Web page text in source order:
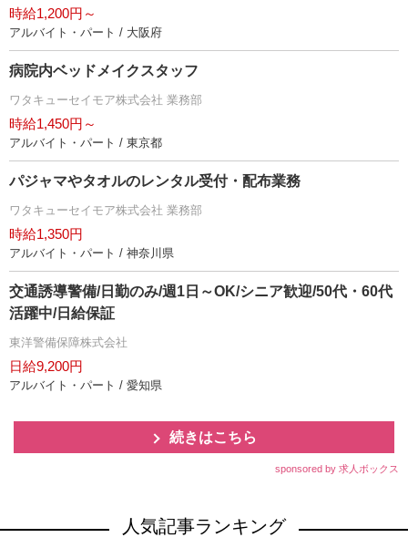
時給1,200円～
アルバイト・パート / 大阪府
病院内ベッドメイクスタッフ
ワタキューセイモア株式会社 業務部
時給1,450円～
アルバイト・パート / 東京都
パジャマやタオルのレンタル受付・配布業務
ワタキューセイモア株式会社 業務部
時給1,350円
アルバイト・パート / 神奈川県
交通誘導警備/日勤のみ/週1日～OK/シニア歓迎/50代・60代
活躍中/日給保証
東洋警備保障株式会社
日給9,200円
アルバイト・パート / 愛知県
続きはこちら
sponsored by 求人ボックス
人気記事ランキング